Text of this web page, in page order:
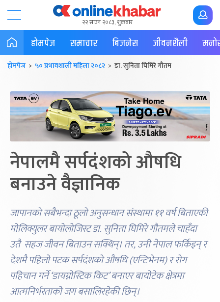
२२ साउन २०८३, शुक्रबार
होमपेज समाचार बिजनेस जीवनशैली
होमपेज > ५० प्रभावशाली महिला २०८२ > डा. सुनिता घिमिरे गौतम
नेपालमै सर्पदंशको औषधि
बनाउने वैज्ञानिक
जापानको सबैभन्दा ठूलो अनुसन्धान संस्थामा ११ वर्ष बिताएकी
मोलिक्युलर बायोलोजिस्ट डा. सुनिता घिमिरे गौतमले चाहँदा
उतै सहज जीवन बिताउन सक्थिन्। तर, उनी नेपाल फर्किइन् र
देशमै पहिलो पटक सर्पदंशको औषधि (एन्टिभेनम) र रोग
पहिचान गर्ने ‘डायग्नोस्टिक किट’ बनाएर बायोटेक क्षेत्रमा
आत्मनिर्भरताको जग बसालिरहेकी छिन्।